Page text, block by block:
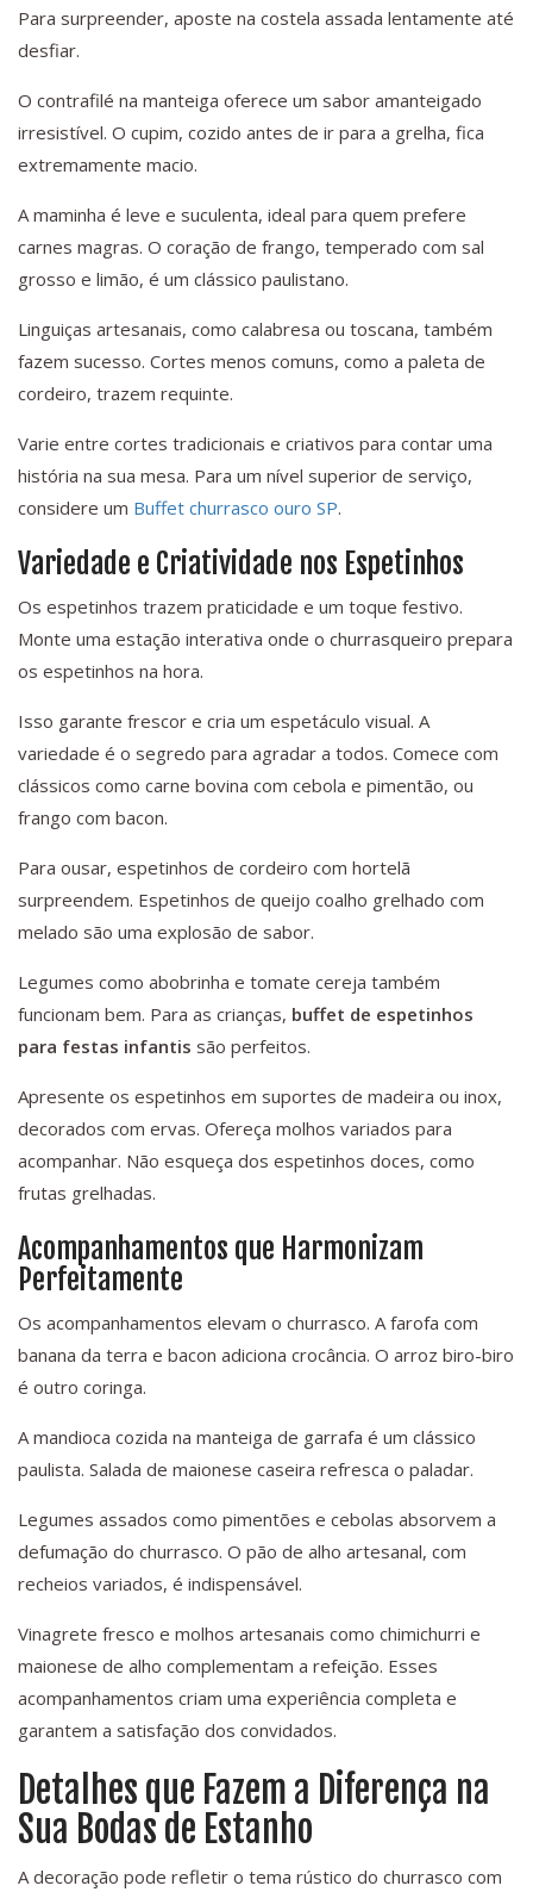
Para surpreender, aposte na costela assada lentamente até
desfiar.
O contrafilé na manteiga oferece um sabor amanteigado
irresistível. O cupim, cozido antes de ir para a grelha, fica
extremamente macio.
A maminha é leve e suculenta, ideal para quem prefere
carnes magras. O coração de frango, temperado com sal
grosso e limão, é um clássico paulistano.
Linguiças artesanais, como calabresa ou toscana, também
fazem sucesso. Cortes menos comuns, como a paleta de
cordeiro, trazem requinte.
Varie entre cortes tradicionais e criativos para contar uma
história na sua mesa. Para um nível superior de serviço,
considere um Buffet churrasco ouro SP.
Variedade e Criatividade nos Espetinhos
Os espetinhos trazem praticidade e um toque festivo.
Monte uma estação interativa onde o churrasqueiro prepara
os espetinhos na hora.
Isso garante frescor e cria um espetáculo visual. A
variedade é o segredo para agradar a todos. Comece com
clássicos como carne bovina com cebola e pimentão, ou
frango com bacon.
Para ousar, espetinhos de cordeiro com hortelã
surpreendem. Espetinhos de queijo coalho grelhado com
melado são uma explosão de sabor.
Legumes como abobrinha e tomate cereja também
funcionam bem. Para as crianças, buffet de espetinhos
para festas infantis são perfeitos.
Apresente os espetinhos em suportes de madeira ou inox,
decorados com ervas. Ofereça molhos variados para
acompanhar. Não esqueça dos espetinhos doces, como
frutas grelhadas.
Acompanhamentos que Harmonizam
Perfeitamente
Os acompanhamentos elevam o churrasco. A farofa com
banana da terra e bacon adiciona crocância. O arroz biro-biro
é outro coringa.
A mandioca cozida na manteiga de garrafa é um clássico
paulista. Salada de maionese caseira refresca o paladar.
Legumes assados como pimentões e cebolas absorvem a
defumação do churrasco. O pão de alho artesanal, com
recheios variados, é indispensável.
Vinagrete fresco e molhos artesanais como chimichurri e
maionese de alho complementam a refeição. Esses
acompanhamentos criam uma experiência completa e
garantem a satisfação dos convidados.
Detalhes que Fazem a Diferença na
Sua Bodas de Estanho
A decoração pode refletir o tema rústico do churrasco com